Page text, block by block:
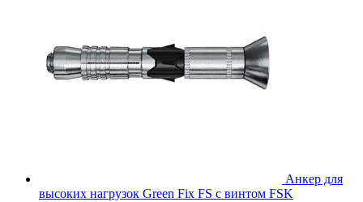
Анкер для
высоких нагрузок Green Fix FS с винтом FSK